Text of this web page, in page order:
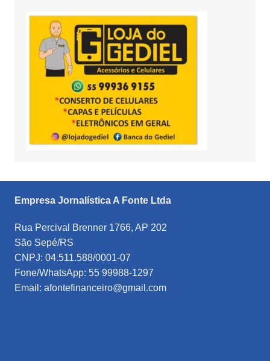
Empresa Jornalística A Fonte Ltda
Rua Percival Brenner 1766, AP 202
São Sepé/RS
CNPJ: 04.511.588/0001-07
Fone/WhatsApp: 55 99988-1297
Email: afontefinanceiro@gmail.com